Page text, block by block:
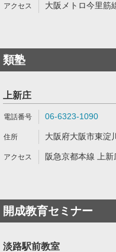
大阪メトロ今里筋
類塾
上新庄
06-6323-1090
大阪府大阪市東淀
阪急京都本線 上
開成教育セミナー
淡路駅前教室